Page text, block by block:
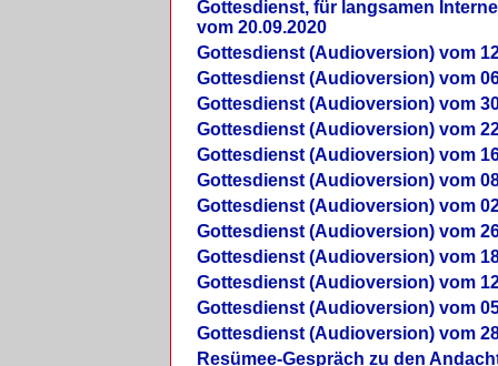
Gottesdienst, für langsamen
vom 20.09.2020
Gottesdienst (Audioversion) vom
Gottesdienst (Audioversion) vom
Gottesdienst (Audioversion) vom
Gottesdienst (Audioversion) vom
Gottesdienst (Audioversion) vom
Gottesdienst (Audioversion) vom
Gottesdienst (Audioversion) vom
Gottesdienst (Audioversion) vom
Gottesdienst (Audioversion) vom
Gottesdienst (Audioversion) vom
Gottesdienst (Audioversion) vom
Gottesdienst (Audioversion) vom
Re­sü­mee-Gespräch zu den